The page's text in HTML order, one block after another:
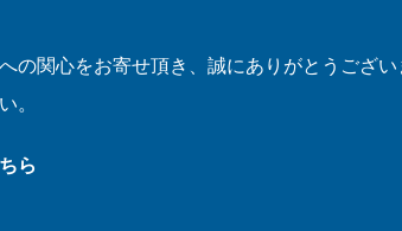
関心をお寄せ頂き、誠にありがとうござい
。
ら